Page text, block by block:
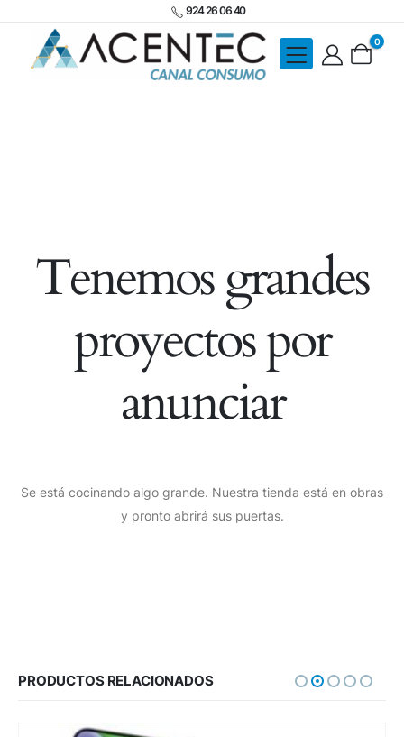
924 26 06 40
0
Tenemos grandes
proyectos por
anunciar
Se está cocinando algo grande. Nuestra tienda está en obras
y pronto abrirá sus puertas.
PRODUCTOS RELACIONADOS